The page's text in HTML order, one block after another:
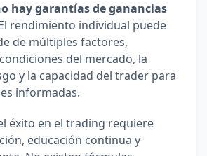
hay garantías de ganancias
rendimiento individual puede
de múltiples factores,
del mercado, la
y la capacidad del trader para
informadas.
éxito en el trading requiere
educación continua y